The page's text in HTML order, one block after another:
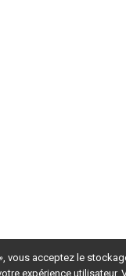
, vous acceptez le
expérience